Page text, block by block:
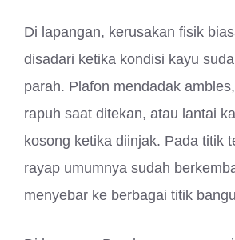
Di lapangan, kerusakan fisik
disadari ketika kondisi kayu
parah. Plafon mendadak
rapuh saat ditekan, atau lantai
kosong ketika diinjak. Pada titik
rayap umumnya sudah
menyebar ke berbagai titik